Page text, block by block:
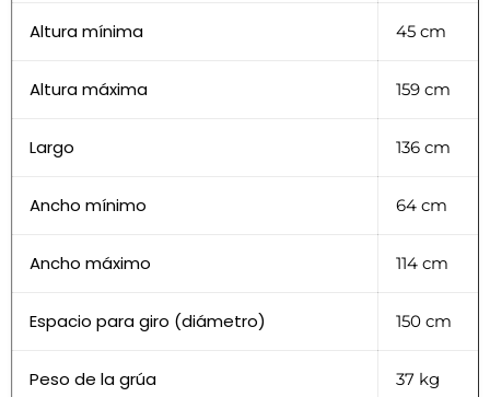
Altura mínima 45 cm
Altura máxima 159 cm
Largo 136 cm
Ancho mínimo 64 cm
Ancho máximo 114 cm
Espacio para giro (diámetro) 150 cm
Peso de la grúa 37 kg